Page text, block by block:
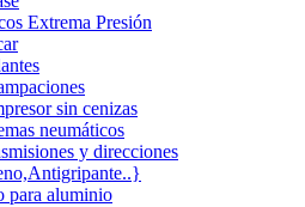
Extrema Presión
sin cenizas
neumáticos
y direcciones
para aluminio